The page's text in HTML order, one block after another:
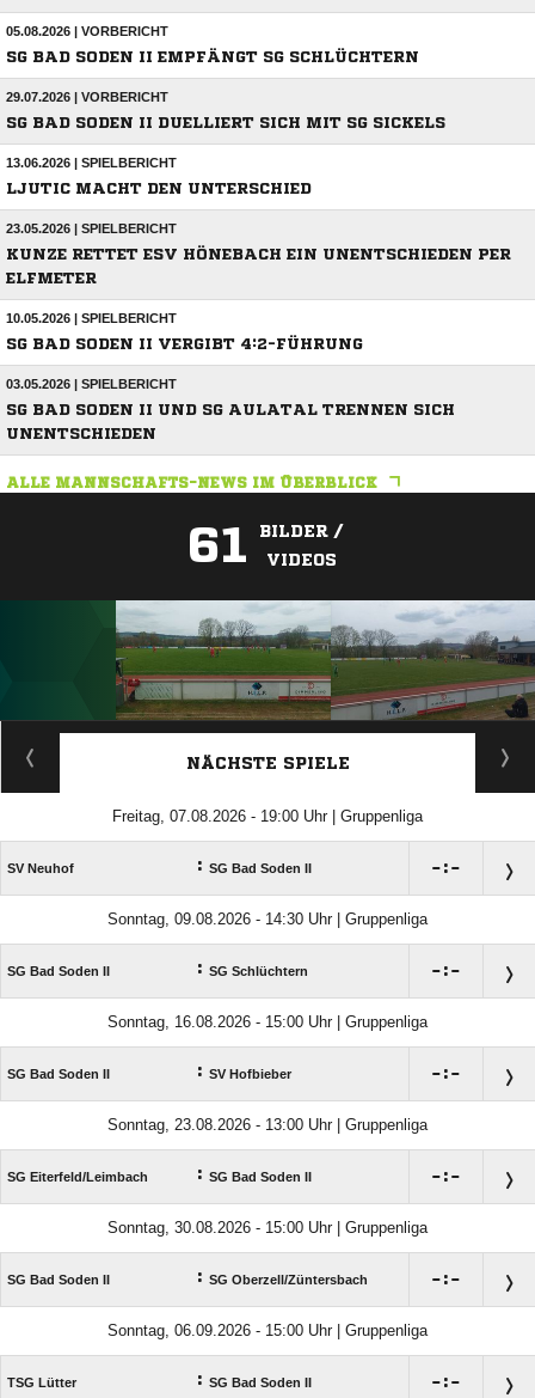
05.08.2026 | VORBERICHT
SG BAD SODEN II EMPFÄNGT SG SCHLÜCHTERN
29.07.2026 | VORBERICHT
SG BAD SODEN II DUELLIERT SICH MIT SG SICKELS
13.06.2026 | SPIELBERICHT
LJUTIC MACHT DEN UNTERSCHIED
23.05.2026 | SPIELBERICHT
KUNZE RETTET ESV HÖNEBACH EIN UNENTSCHIEDEN PER
ELFMETER
10.05.2026 | SPIELBERICHT
SG BAD SODEN II VERGIBT 4:2-FÜHRUNG
03.05.2026 | SPIELBERICHT
SG BAD SODEN II UND SG AULATAL TRENNEN SICH
UNENTSCHIEDEN
ALLE MANNSCHAFTS-NEWS IM ÜBERBLICK
61
BILDER /
VIDEOS
ANZEIGE
NÄCHSTE SPIELE
Freitag, 07.08.2026 - 19:00 Uhr | Gruppenliga
SV Neuhof : SG Bad Soden II :
Sonntag, 09.08.2026 - 14:30 Uhr | Gruppenliga
SG Bad Soden II : SG Schlüchtern :
Sonntag, 16.08.2026 - 15:00 Uhr | Gruppenliga
SG Bad Soden II : SV Hofbieber :
Sonntag, 23.08.2026 - 13:00 Uhr | Gruppenliga
SG Eiterfeld/​Leimbach : SG Bad Soden II :
Sonntag, 30.08.2026 - 15:00 Uhr | Gruppenliga
SG Bad Soden II : SG Oberzell/​Züntersbach :
Sonntag, 06.09.2026 - 15:00 Uhr | Gruppenliga
TSG Lütter : SG Bad Soden II :